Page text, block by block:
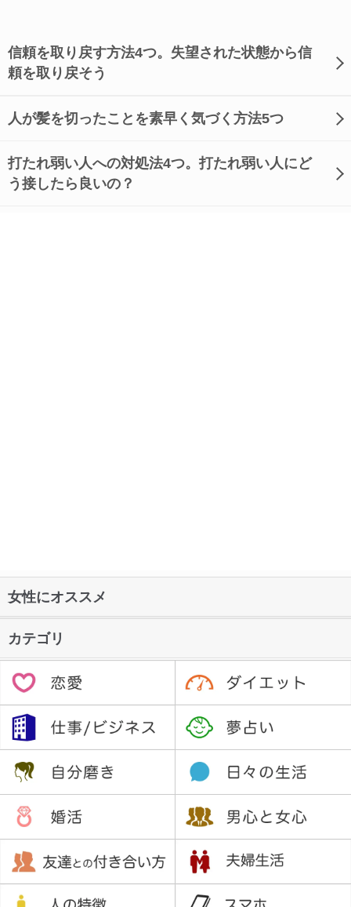
信頼を取り戻す方法4つ。失望された状態から信
頼を取り戻そう
人が髪を切ったことを素早く気づく方法5つ
打たれ弱い人への対処法4つ。打たれ弱い人にど
う接したら良いの？
女性にオススメ
カテゴリ